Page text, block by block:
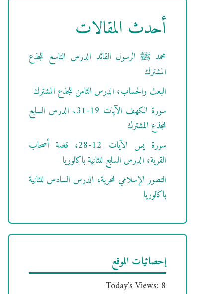
أحدث المقالات
محمد ﷺ الرسول القائد الدرس التاسع للجذع
المشترك
البعث والحساب، الدرس الثامن للجذع المشترك
سورة الكهف الآيات 19-31، الدرس السابع
للجذع المشترك
سورة يس الآيات 12-28، قصة أصحاب
القرية، الدرس السابع للثانية باكالوريا
التصور الإسلامي للحرية، الدرس السادس للثانية
باكالوريا
إحصائيات الموقع
Today's Views: 8